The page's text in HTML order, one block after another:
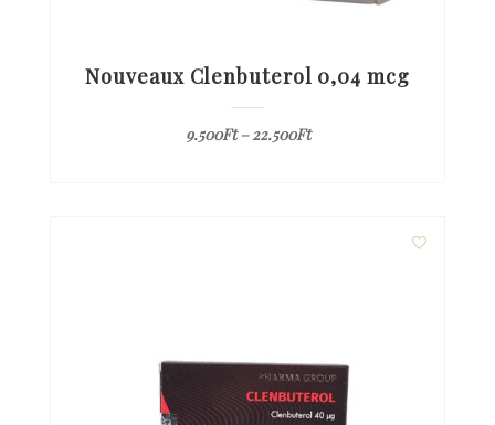
Nouveaux Clenbuterol 0,04 mcg
9.500Ft–22.500Ft